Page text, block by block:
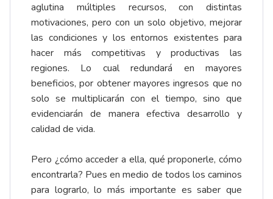
aglutina múltiples recursos, con distintas
motivaciones, pero con un solo objetivo, mejorar
las condiciones y los entornos existentes para
hacer más competitivas y productivas las
regiones. Lo cual redundará en mayores
beneficios, por obtener mayores ingresos que no
solo se multiplicarán con el tiempo, sino que
evidenciarán de manera efectiva desarrollo y
calidad de vida.
Pero ¿cómo acceder a ella, qué proponerle, cómo
encontrarla? Pues en medio de todos los caminos
para lograrlo, lo más importante es saber que